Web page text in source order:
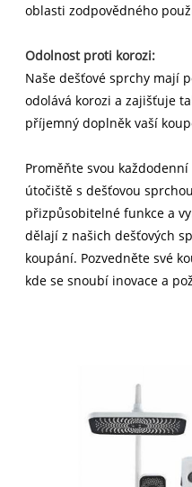
oblasti zodpovědného
Odolnost proti korozi:
Naše dešťové sprchy mají
odolává korozi a zajišťuje
příjemný doplněk vaší
Proměňte svou
útočiště s dešťovou
přizpůsobitelné funkce a
dělají z našich dešťových
koupání. Pozvedněte své
kde se snoubí inovace a